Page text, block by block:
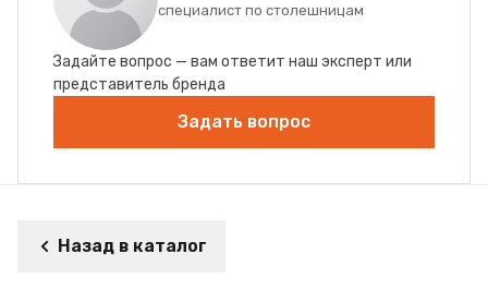
специалист по столешницам
Задайте вопрос — вам ответит наш эксперт или
представитель бренда
Задать вопрос
Назад в каталог